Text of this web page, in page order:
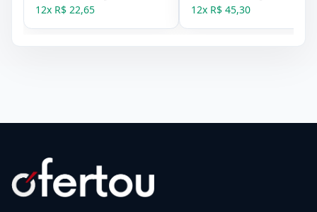
12x R$ 22,65 12x R$ 45,30